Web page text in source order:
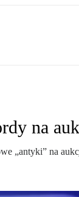
na
„antyki” na